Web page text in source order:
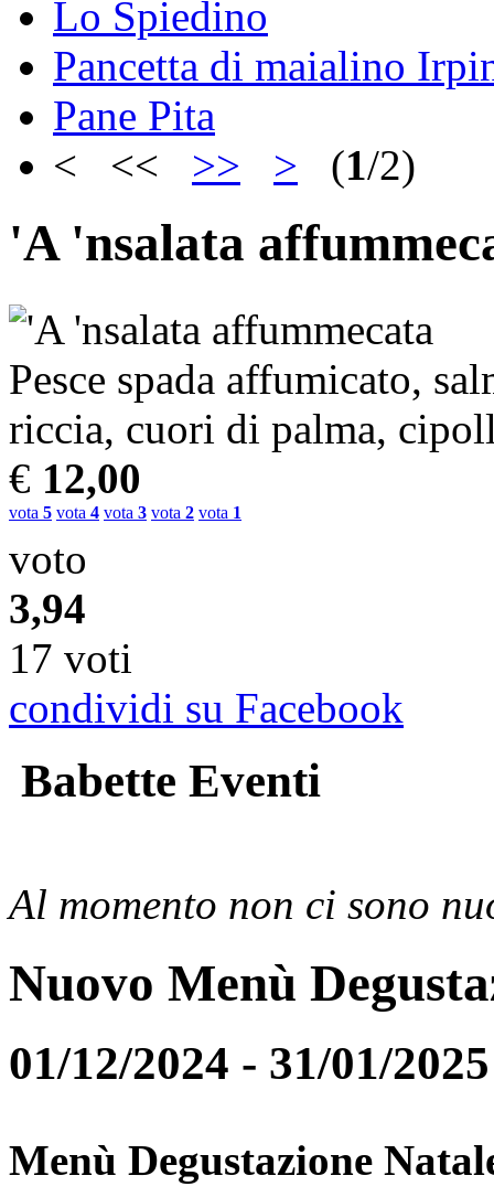
Lo Spiedino
Pancetta di maialino
Pane Pita
< << >> > (1/2)
'A 'nsalata
Pesce spada affumicato,
riccia, cuori di palma,
€ 12,00
vota 5 vota 4 vota 3 vota 2 vota 1
voto
3,94
17 voti
condividi su Facebook
Babette Eventi
Al momento non ci sono
Nuovo Menù
01/12/2024 - 31/01/2025
Menù Degustazione